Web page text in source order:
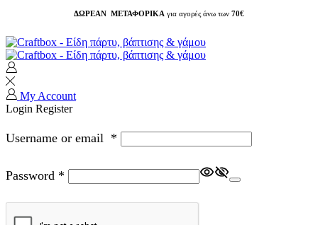
ΔΩΡΕΑΝ ΜΕΤΑΦΟΡΙΚΑ για αγορές άνω των 70€
My Account
Login Register
Username or email *
Password *